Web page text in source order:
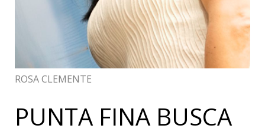
ROSA CLEMENTE
PUNTA FINA BUSCA